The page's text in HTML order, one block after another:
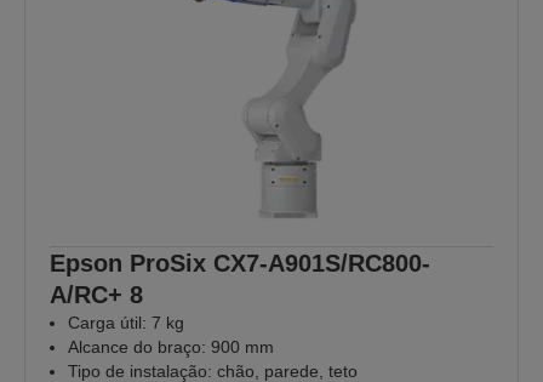
Epson ProSix CX7-A901S/RC800-
A/RC+ 8
Carga útil: 7 kg
Alcance do braço: 900 mm
Tipo de instalação: chão, parede, teto